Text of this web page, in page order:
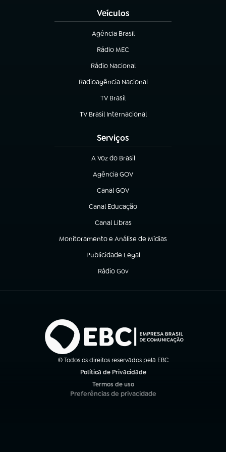
Veículos
Agência Brasil
(abre em nova aba)
Rádio MEC
(abre em nova aba)
Rádio Nacional
Radioagência Nacional
(abre em nova aba)
TV Brasil
(abre em nova aba)
TV Brasil Internacional
(abre em nova aba)
Serviços
A Voz do Brasil
(abre em nova aba)
Agência GOV
(abre em nova aba)
Canal GOV
(abre em nova aba)
Canal Educação
(abre em nova aba)
Canal Libras
(abre em nova aba)
Monitoramento e Análise de Mídias
(abre em nova aba)
Publicidade Legal
(abre em nova aba)
Rádio Gov
(abre em nova aba)
© Todos os direitos reservados pela EBC
Política de Privacidade
Termos de uso
(abre em nova aba)
Preferências de privacidade